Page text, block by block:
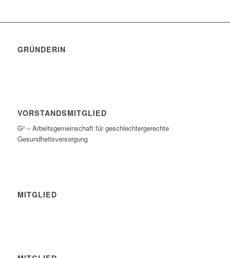
GRÜNDERIN
VORSTANDSMITGLIED
G³ – Arbeitsgemeinschaft für geschlechtergerechte
Gesundheitsversorgung
MITGLIED